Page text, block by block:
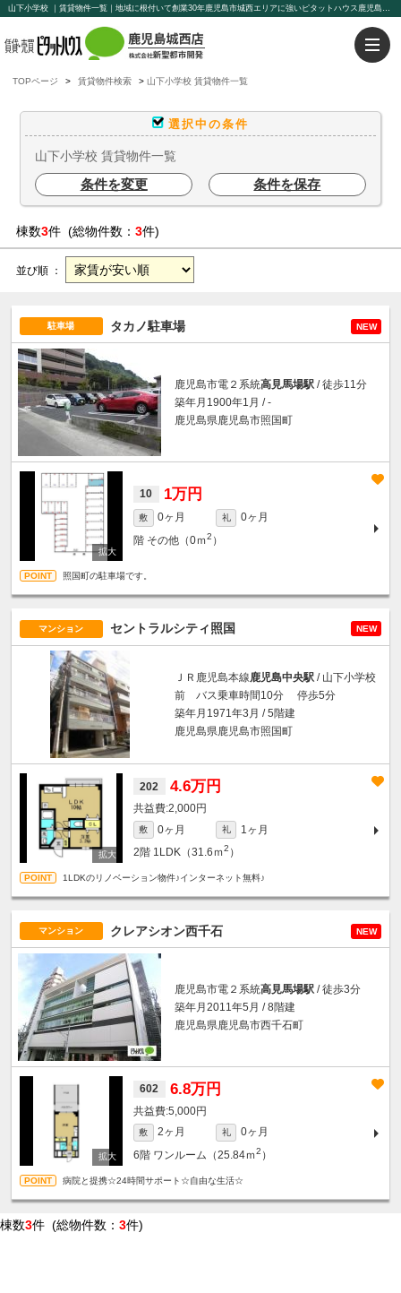
山下小学校 ｜賃貸物件一覧｜地域に根付いて創業30年鹿児島市城西エリアに強いピタットハウス鹿児島城西店【新聖都市開発】豊富な物件を取り揃えております。賃貸管理もお任せください。
TOPページ 賃貸物件検索 山下小学校 賃貸物件一覧
選択中の条件
山下小学校 賃貸物件一覧
条件を変更 条件を保存
棟数3件 (総物件数： 3件)
並び順 ：
駐車場 タカノ駐車場 NEW
鹿児島市電２系統高見馬場駅 / 徒歩11分
築年月1900年1月 / -
鹿児島県鹿児島市照国町
10 1万円
敷 0ヶ月 礼
0ヶ月
階 その他（0ｍ2 ）
照国町の駐車場です。
マンション セントラルシティ照国 NEW
ＪＲ鹿児島本線鹿児島中央駅 / 山下小学校
前 バス乗車時間10分 停歩5分
築年月1971年3月 / 5階建
鹿児島県鹿児島市照国町
202 4.6万円
2,000円
敷 0ヶ月 礼
1ヶ月
2階 1LDK（31.6ｍ2 ）
1LDKのリノベーション物件♪インターネット無料♪
マンション クレアシオン西千石 NEW
鹿児島市電２系統高見馬場駅 / 徒歩3分
築年月2011年5月 / 8階建
鹿児島県鹿児島市西千石町
602 6.8万円
5,000円
敷 2ヶ月 礼
0ヶ月
6階 ワンルーム（25.84ｍ2 ）
病院と提携☆24時間サポート☆自由な生活☆
棟数3件 (総物件数： 3件)